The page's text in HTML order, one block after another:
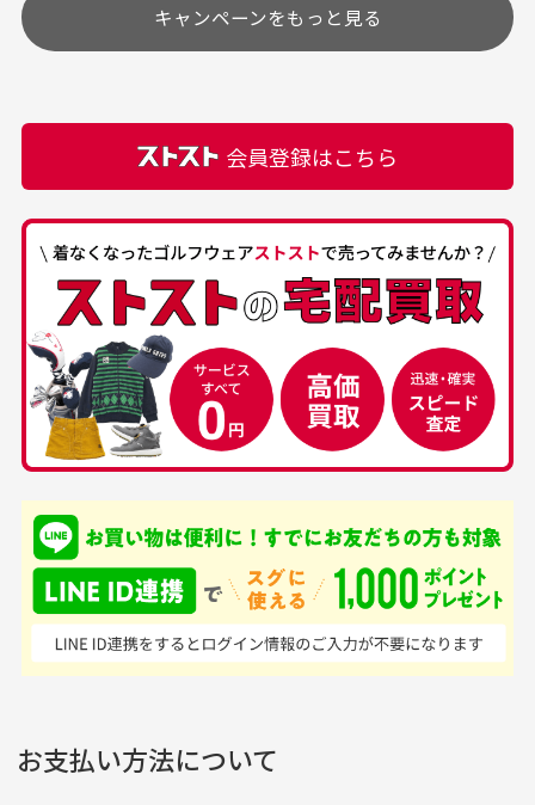
購入できました。状態も
最高でした。
商品をありがとうござい
ます。
30代男性
中古ゴルフウェアの
品揃えがすごい
て、ここまでゴルフブラ
ンドの取り扱いがあるの
はすごい。 毎日たくさ
んの商品がアップされて
いるので新作チェックす
50代男性
安心して中古ウェア
を買えるお店です
ており商品を大切にして
いる感が伝わってきまし
た 「フロント部分に汚
れあり」と記載ありまし
その他の休日につきましてはサイト上にて告知させて
頂きます。
カートの有効時間はありますか？
は自動的にカート内の商品が削除されますのでご注意
下さい。
お気に入り機能をご利用下さい。
付属品について
付属品の記載につきましては、弊社に入荷した時点
ある場合もございます。
経年劣化について
当店では商品の管理には細心の注意を払っておりま
すが、経年により素材の劣化やパーツの強度低下が
生じている場合がございます。
銀行振込（前払い）
入金確認後商品発送となります。
※土曜、日曜、祝日は入金確認及び発送業務は致しておりま
せん。
尚、お振込み手数料はお客様ご負担となります。入金確認後
商品発送となります。
ご注文頂いてから7日以内をお振込み期限とさせ
りますのでご了承くださいませ。
申し込まれた商品と届いた商品が異なっている場合
商品説明に記載されていない汚れやダメージがある商品
の場合
キャンペーンをもっと見る
会員登録はこちら
お支払い方法について